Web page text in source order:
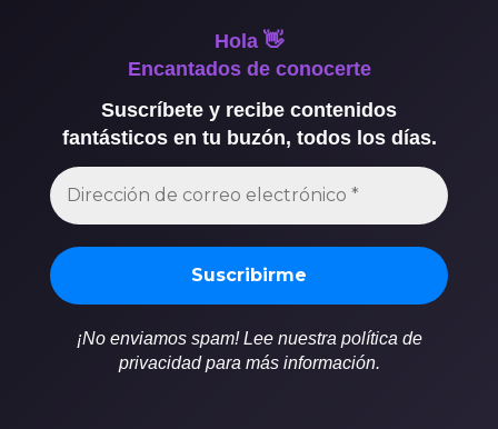
Hola 👋
Encantados de conocerte
Suscríbete y recibe contenidos
fantásticos en tu buzón, todos los días.
¡No enviamos spam! Lee nuestra política de
privacidad para más información.